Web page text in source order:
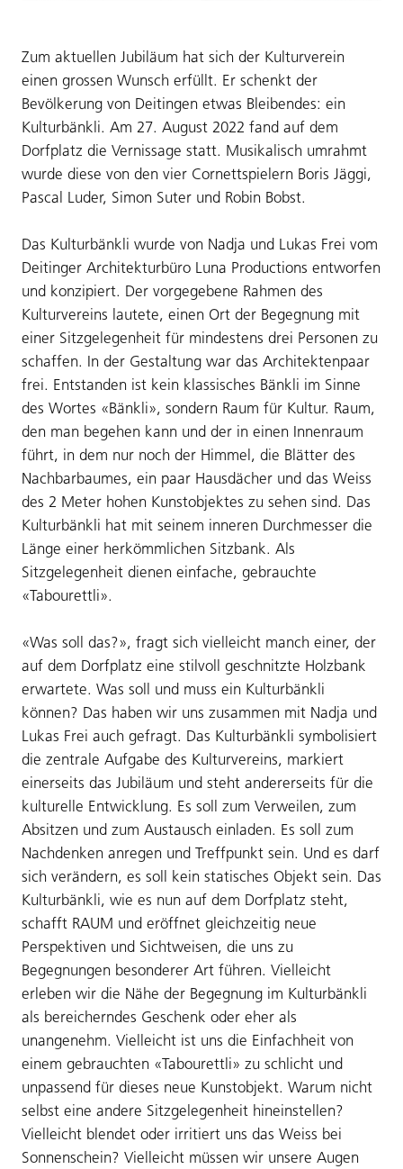
Zum aktuellen Jubiläum hat sich der Kulturverein
einen grossen Wunsch erfüllt. Er schenkt der
Bevölkerung von Deitingen etwas Bleibendes: ein
Kulturbänkli. Am 27. August 2022 fand auf dem
Dorfplatz die Vernissage statt. Musikalisch umrahmt
wurde diese von den vier Cornettspielern Boris Jäggi,
Pascal Luder, Simon Suter und Robin Bobst.
Das Kulturbänkli wurde von Nadja und Lukas Frei vom
Deitinger Architekturbüro Luna Productions entworfen
und konzipiert. Der vorgegebene Rahmen des
Kulturvereins lautete, einen Ort der Begegnung mit
einer Sitzgelegenheit für mindestens drei Personen zu
schaffen. In der Gestaltung war das Architektenpaar
frei. Entstanden ist kein klassisches Bänkli im Sinne
des Wortes «Bänkli», sondern Raum für Kultur. Raum,
den man begehen kann und der in einen Innenraum
führt, in dem nur noch der Himmel, die Blätter des
Nachbarbaumes, ein paar Hausdächer und das Weiss
des 2 Meter hohen Kunstobjektes zu sehen sind. Das
Kulturbänkli hat mit seinem inneren Durchmesser die
Länge einer herkömmlichen Sitzbank. Als
Sitzgelegenheit dienen einfache, gebrauchte
«Tabourettli».
«Was soll das?», fragt sich vielleicht manch einer, der
auf dem Dorfplatz eine stilvoll geschnitzte Holzbank
erwartete. Was soll und muss ein Kulturbänkli
können? Das haben wir uns zusammen mit Nadja und
Lukas Frei auch gefragt. Das Kulturbänkli symbolisiert
die zentrale Aufgabe des Kulturvereins, markiert
einerseits das Jubiläum und steht andererseits für die
kulturelle Entwicklung. Es soll zum Verweilen, zum
Absitzen und zum Austausch einladen. Es soll zum
Nachdenken anregen und Treffpunkt sein. Und es darf
sich verändern, es soll kein statisches Objekt sein. Das
Kulturbänkli, wie es nun auf dem Dorfplatz steht,
schafft RAUM und eröffnet gleichzeitig neue
Perspektiven und Sichtweisen, die uns zu
Begegnungen besonderer Art führen. Vielleicht
erleben wir die Nähe der Begegnung im Kulturbänkli
als bereicherndes Geschenk oder eher als
unangenehm. Vielleicht ist uns die Einfachheit von
einem gebrauchten «Tabourettli» zu schlicht und
unpassend für dieses neue Kunstobjekt. Warum nicht
selbst eine andere Sitzgelegenheit hineinstellen?
Vielleicht blendet oder irritiert uns das Weiss bei
Sonnenschein? Vielleicht müssen wir unsere Augen